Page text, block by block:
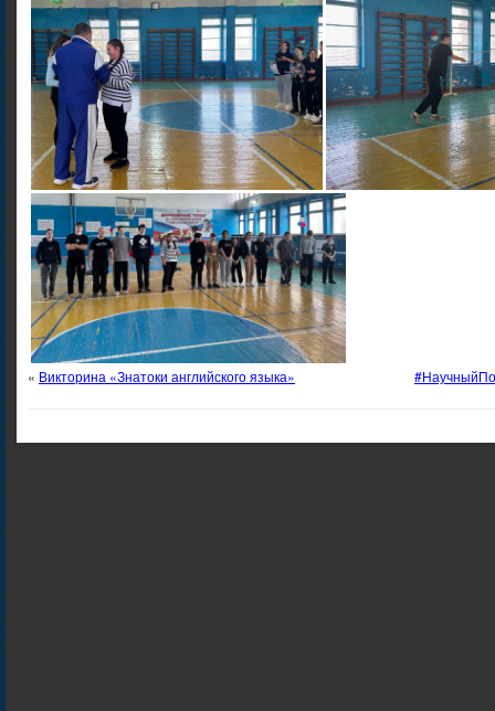
« Викторина «Знатоки английского языка»